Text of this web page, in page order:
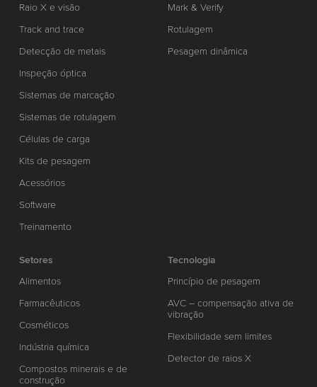
Raio X e visão
Track and trace
Detecção de metais
Inspeção óptica
Sistemas de marcação
Sistemas de rotulagem
Células de carga
Kits de pesagem
Acessórios
Software
Treinamento
Mark & Verify
Rotulagem
Pesagem dinâmica
Setores
Alimentos
Farmacêuticos
Cosméticos
Indústria química
Compostos minerais e de
construção
Tecnologia
Princípio de pesagem
AVC – compensação ativa de
vibração
Flexibilidade sem limites
Detector de raios X